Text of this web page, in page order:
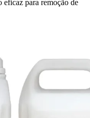
eficaz para remoção de